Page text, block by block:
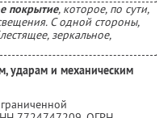
покрытие, которое, по сути,
С одной стороны,
зеркальное,
ударам и механическим